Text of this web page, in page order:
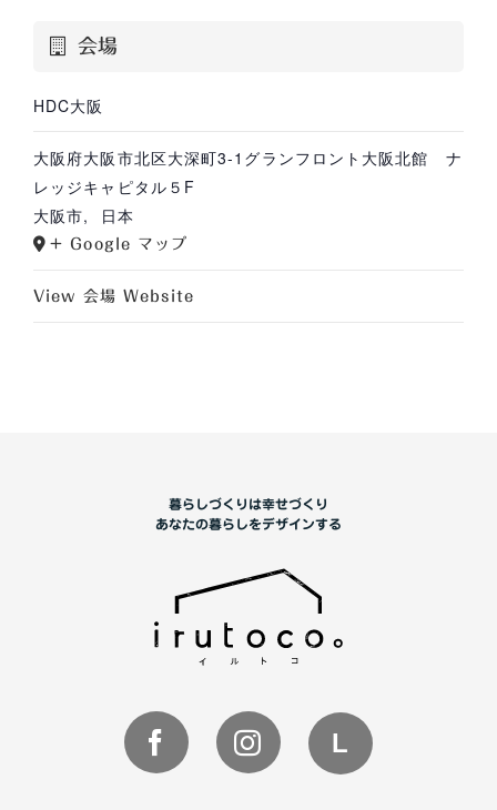
会場
HDC大阪
大阪府大阪市北区大深町3-1グランフロント大阪北館 ナ
レッジキャピタル５F
大阪市, 日本
+ Google マップ
View 会場 Website
暮らしづくりは幸せづくり
あなたの暮らしをデザインする
FacebookInstagramLine
L